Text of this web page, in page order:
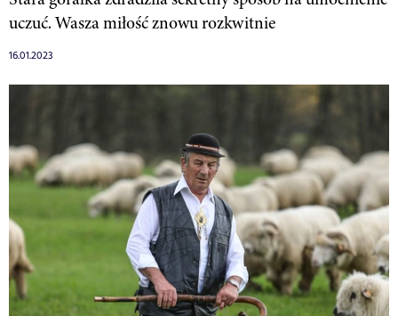
uczuć. Wasza miłość znowu rozkwitnie
16.01.2023